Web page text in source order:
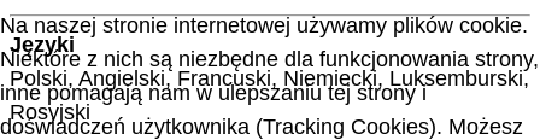
Języki
Polski, Angielski, Francuski, Niemiecki, Luksemburski,
Rosyjski
Na naszej stronie internetowej używamy plików cookie.
Niektóre z nich są niezbędne dla funkcjonowania strony,
inne pomagają nam w ulepszaniu tej strony i
doświadczeń użytkownika (Tracking Cookies). Możesz